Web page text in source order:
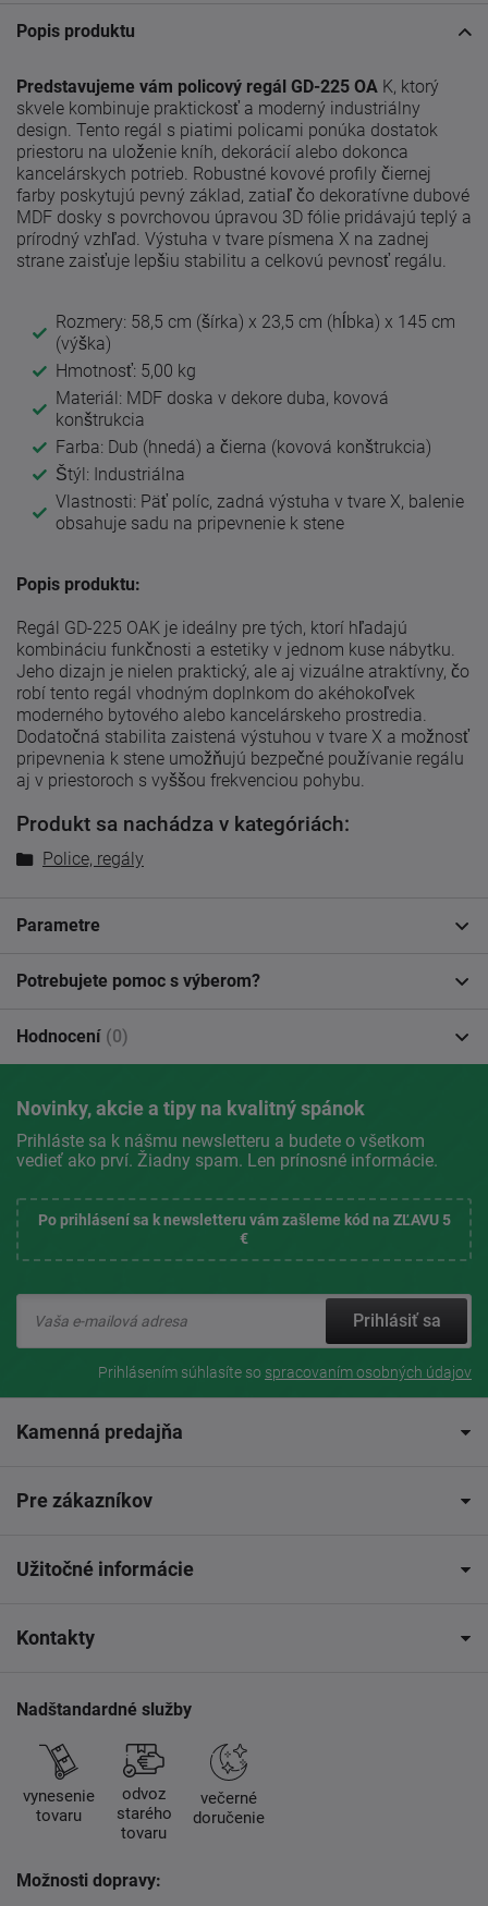
Popis produktu
Predstavujeme vám policový regál GD-225 OA K, ktorý
skvele kombinuje praktickosť a moderný industriálny
design. Tento regál s piatimi policami ponúka dostatok
priestoru na uloženie kníh, dekorácií alebo dokonca
kancelárskych potrieb. Robustné kovové profily čiernej
farby poskytujú pevný základ, zatiaľ čo dekoratívne dubové
MDF dosky s povrchovou úpravou 3D fólie pridávajú teplý a
prírodný vzhľad. Výstuha v tvare písmena X na zadnej
strane zaisťuje lepšiu stabilitu a celkovú pevnosť regálu.
Rozmery: 58,5 cm (šírka) x 23,5 cm (hĺbka) x 145 cm
(výška)
Hmotnosť: 5,00 kg
Materiál: MDF doska v dekore duba, kovová
konštrukcia
Farba: Dub (hnedá) a čierna (kovová konštrukcia)
Štýl: Industriálna
Vlastnosti: Päť políc, zadná výstuha v tvare X, balenie
obsahuje sadu na pripevnenie k stene
Popis produktu:
Regál GD-225 OAK je ideálny pre tých, ktorí hľadajú
kombináciu funkčnosti a estetiky v jednom kuse nábytku.
Jeho dizajn je nielen praktický, ale aj vizuálne atraktívny, čo
robí tento regál vhodným doplnkom do akéhokoľvek
moderného bytového alebo kancelárskeho prostredia.
Dodatočná stabilita zaistená výstuhou v tvare X a možnosť
pripevnenia k stene umožňujú bezpečné používanie regálu
aj v priestoroch s vyššou frekvenciou pohybu.
Produkt sa nachádza v kategóriách:
Police, regály
Parametre
Potrebujete pomoc s výberom?
Hodnocení (0)
Novinky, akcie a tipy na kvalitný spánok
Prihláste sa k nášmu newsletteru a budete o všetkom
vedieť ako prví. Žiadny spam. Len prínosné informácie.
Po prihlásení sa k newsletteru vám zašleme kód na ZĽAVU 5
€
Prihlásiť sa
Prihlásením súhlasíte so spracovaním osobných údajov
Kamenná predajňa
Pre zákazníkov
Užitočné informácie
Kontakty
Nadštandardné služby
vynesenie
tovaru
odvoz
starého
tovaru
večerné
doručenie
Možnosti dopravy: